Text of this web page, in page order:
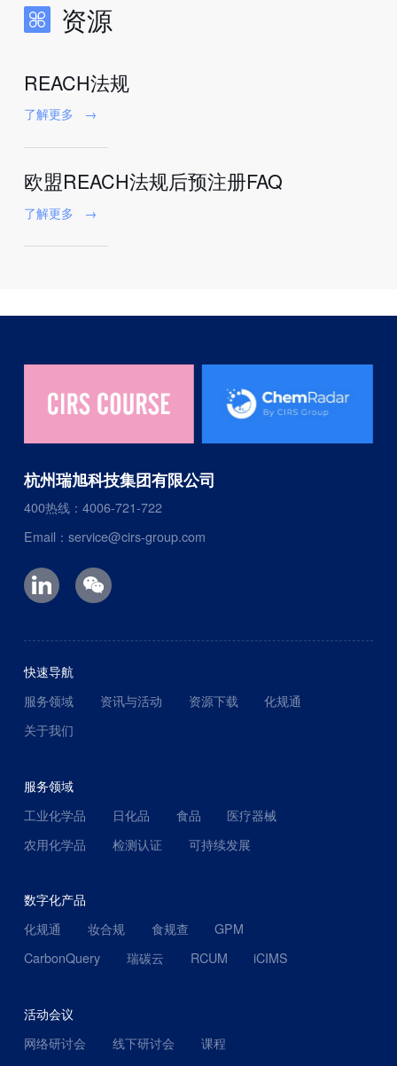
资源
REACH法规
了解更多 →
欧盟REACH法规后预注册FAQ
了解更多 →
杭州瑞旭科技集团有限公司
400热线：4006-721-722
Email：service@cirs-group.com
快速导航
服务领域
资讯与活动 资源下载
化规通
关于我们
服务领域
工业化学品
日化品 食品
医疗器械
农用化学品
检测认证 可持续发展
数字化产品
化规通
妆合规 食规查
GPM
CarbonQuery
瑞碳云 RCUM iCIMS
活动会议
网络研讨会
线下研讨会 课程